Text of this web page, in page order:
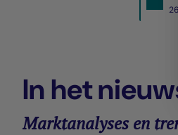
In het
Marktanalyses en